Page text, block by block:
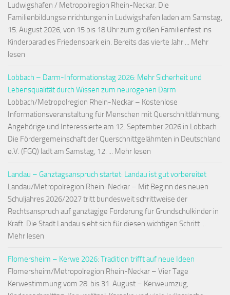
Ludwigshafen / Metropolregion Rhein-Neckar. Die
Familienbildungseinrichtungen in Ludwigshafen laden am Samstag,
15. August 2026, von 15 bis 18 Uhr zum großen Familienfest ins
Kinderparadies Friedenspark ein. Bereits das vierte Jahr ... Mehr
lesen
Lobbach – Darm-Informationstag 2026: Mehr Sicherheit und
Lebensqualität durch Wissen zum neurogenen Darm
Lobbach/Metropolregion Rhein-Neckar – Kostenlose
Informationsveranstaltung für Menschen mit Querschnittlähmung,
Angehörige und Interessierte am 12. September 2026 in Lobbach
Die Fördergemeinschaft der Querschnittgelähmten in Deutschland
e.V. (FGQ) lädt am Samstag, 12. ... Mehr lesen
Landau – Ganztagsanspruch startet: Landau ist gut vorbereitet
Landau/Metropolregion Rhein-Neckar – Mit Beginn des neuen
Schuljahres 2026/2027 tritt bundesweit schrittweise der
Rechtsanspruch auf ganztägige Förderung für Grundschulkinder in
Kraft. Die Stadt Landau sieht sich für diesen wichtigen Schritt ...
Mehr lesen
Flomersheim – Kerwe 2026: Tradition trifft auf neue Ideen
Flomersheim/Metropolregion Rhein-Neckar – Vier Tage
Kerwestimmung vom 28. bis 31. August – Kerweumzug,